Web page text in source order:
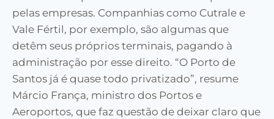
pelas empresas. Companhias como Cutrale e
Vale Fértil, por exemplo, são algumas que
detêm seus próprios terminais, pagando à
administração por esse direito. “O Porto de
Santos já é quase todo privatizado”, resume
Márcio França, ministro dos Portos e
Aeroportos, que faz questão de deixar claro que